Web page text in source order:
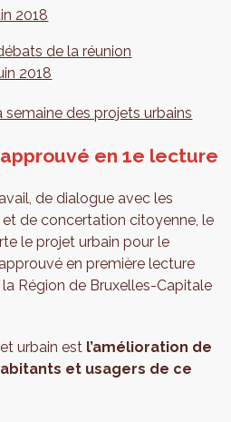
2018
de la réunion
2018
semaine des projets urbains
en 1e lecture
de dialogue avec les
de concertation citoyenne, le
le projet urbain pour le
en première lecture
Région de Bruxelles-Capitale
urbain est l’amélioration de
et usagers de ce